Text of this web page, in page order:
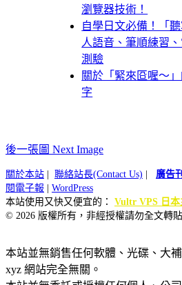
瀏覽器技術！
自學日文必備！「
人語音、筆順練習
測驗
關於「緊來㔯喔～
字
後一張圖 Next Image
關於本站 聯絡站長(Contact Us) 廣告
閱電子報
WordPress
本站使用又快又便宜的： Vultr VPS 日本
© 2026 版權所有，非經授權請勿全文轉貼
本站並無銷售任何軟體、光碟、大
xyz 網站完全無關。